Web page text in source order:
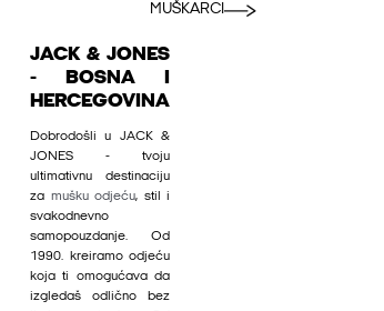
MUŠKARCI
JACK & JONES
- BOSNA I
HERCEGOVINA
Dobrodošli u JACK &
JONES - tvoju
ultimativnu destinaciju
za mušku odjeću, stil i
svakodnevno
samopouzdanje. Od
1990. kreiramo odjeću
koja ti omogućava da
izgledaš odlično bez